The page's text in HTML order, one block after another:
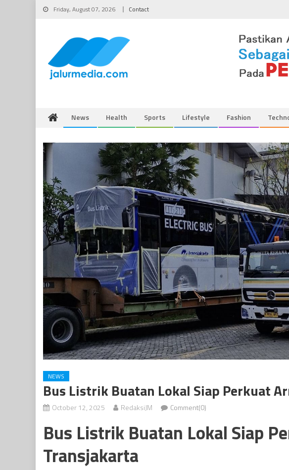
Skip
Friday, August 07, 2026 Contact
News Health Sports Lifestyle Fashion
NEWS
Bus Listrik Buatan Lokal Siap Perkuat
October 12, 2025 RedaksiJM Comment(0)
Bus Listrik Buatan Lokal Siap
Transjakarta